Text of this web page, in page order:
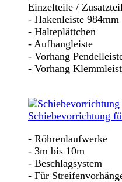
Einzelteile /
- Hakenleiste 984mm
- Halteplättchen
- Aufhangleiste
- Vorhang
- Vorhang
Schiebevorrichtung
- Röhrenlaufwerke
- 3m bis 10m
- Beschlagsystem
- Für